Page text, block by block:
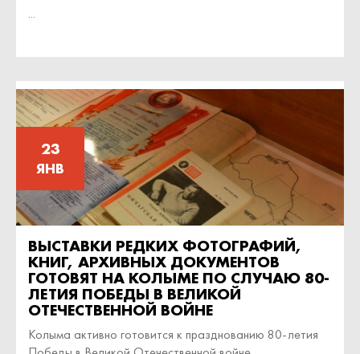
...
23
ЯНВ
ВЫСТАВКИ РЕДКИХ ФОТОГРАФИЙ,
КНИГ, АРХИВНЫХ ДОКУМЕНТОВ
ГОТОВЯТ НА КОЛЫМЕ ПО СЛУЧАЮ 80-
ЛЕТИЯ ПОБЕДЫ В ВЕЛИКОЙ
ОТЕЧЕСТВЕННОЙ ВОЙНЕ
Колыма активно готовится к празднованию 80-летия